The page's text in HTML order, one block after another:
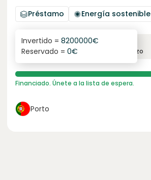
Préstamo
Energía sostenible
6.1%
interés anual plazo
Invertido = 8200000€
Reservado = 0€
Financiado. Únete a la lista de espera.
Porto